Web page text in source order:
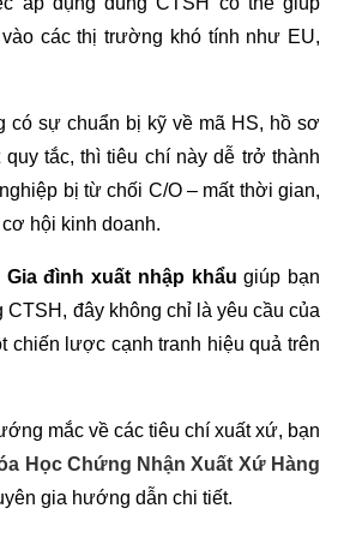
vào các thị trường khó tính như EU,
có sự chuẩn bị kỹ về mã HS, hồ sơ
tắc, thì tiêu chí này dễ trở thành
bị từ chối C/O – mất thời gian,
hội kinh doanh.
Gia đình xuất nhập khẩu giúp bạn
CTSH, đây không chỉ là yêu cầu của
chiến lược cạnh tranh hiệu quả trên
mắc về các tiêu chí xuất xứ, bạn
Học Chứng Nhận Xuất Xứ Hàng
gia hướng dẫn chi tiết.